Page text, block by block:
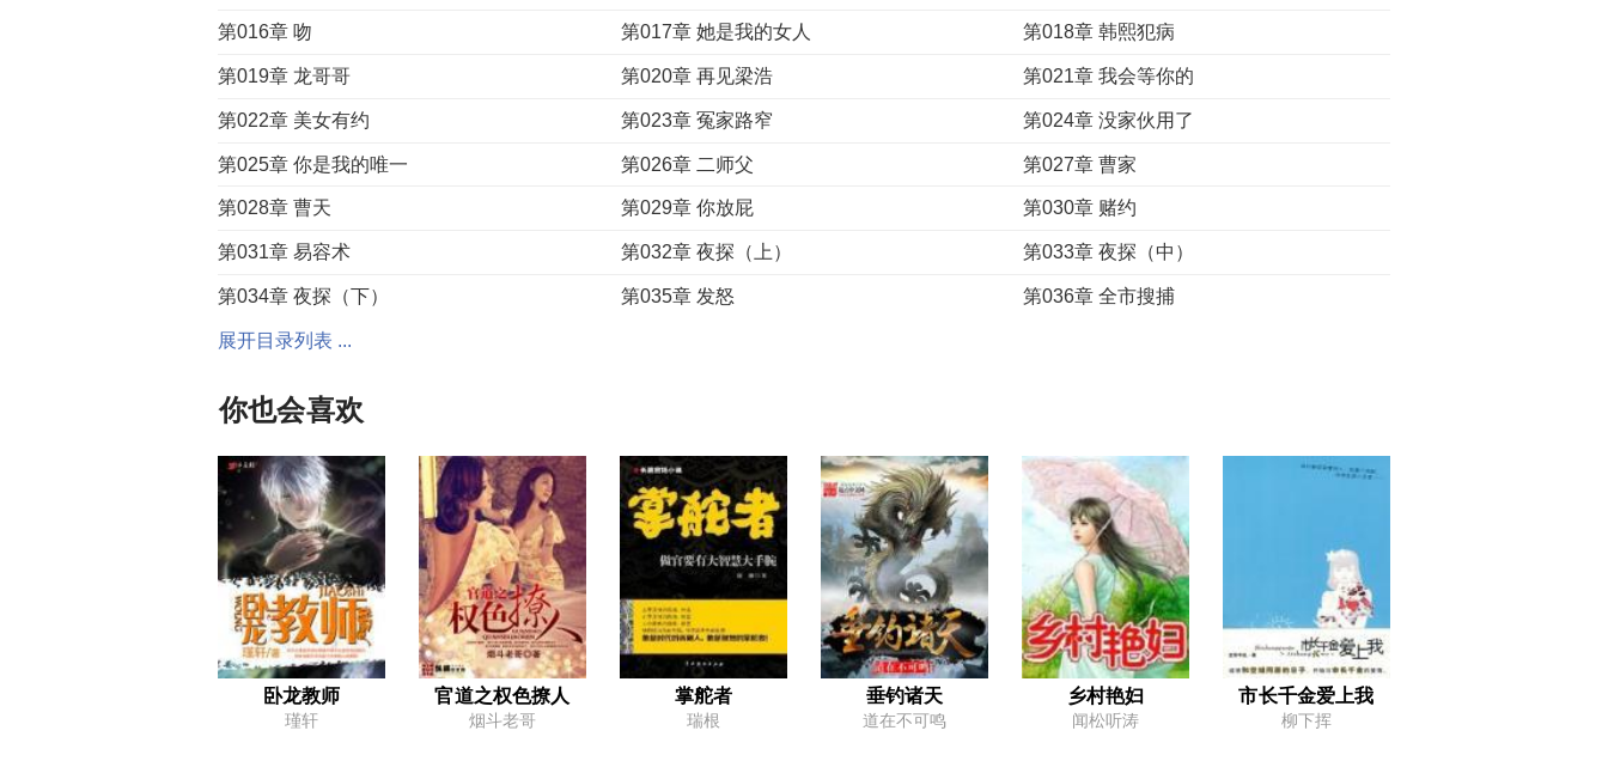
第016章 吻 第017章 她是我的女人 第018章 韩熙犯病
第019章 龙哥哥 第020章 再见梁浩 第021章 我会等你的
第022章 美女有约 第023章 冤家路窄 第024章 没家伙用了
第025章 你是我的唯一 第026章 二师父 第027章 曹家
第028章 曹天 第029章 你放屁 第030章 赌约
第031章 易容术 第032章 夜探（上） 第033章 夜探（中）
第034章 夜探（下） 第035章 发怒 第036章 全市搜捕
第037章 全市轰动
第043章 邪王
第046章 吴刚到访 第047章 各自备战 第048章 开始行动
第049章 无用的消息 第050章 强悍的莫邪 第051章 曹老狗，该你了
第052章 疯狂的莫邪 第053章 可悲的曹家 第054章 惊鸿一瞥
第055章 隐患消除 第056章 再见计妍妍 第057章 芳心暗许
第058章 巧遇 第059章 秘闻 第060章 他已经来了
第061章 相认 第062章 赵家 第063章 韩熙离开
第064章 如烟求救 第065章 你认识我？ 第066章 意外之喜
展开目录列表 ...
你也会喜欢
卧龙教师
瑾轩
官道之权色撩人
烟斗老哥
掌舵者
瑞根
垂钓诸天
道在不可鸣
乡村艳妇
闻松听涛
市长千金爱上我
柳下挥